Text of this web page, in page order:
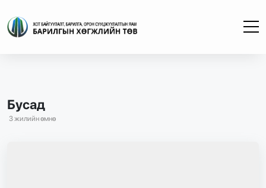
Бусад
3 жилийн өмнө